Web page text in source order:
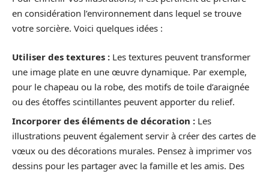
en considération l’environnement dans lequel se trouve
votre sorcière. Voici quelques idées :
Utiliser des textures : Les textures peuvent transformer
une image plate en une œuvre dynamique. Par exemple,
pour le chapeau ou la robe, des motifs de toile d’araignée
ou des étoffes scintillantes peuvent apporter du relief.
Incorporer des éléments de décoration : Les
illustrations peuvent également servir à créer des cartes de
vœux ou des décorations murales. Pensez à imprimer vos
dessins pour les partager avec la famille et les amis. Des